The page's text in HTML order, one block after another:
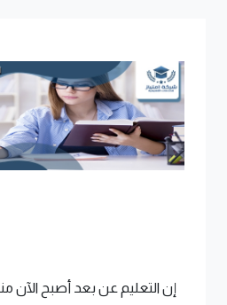
إن التعليم عن بعد أصبح الآن